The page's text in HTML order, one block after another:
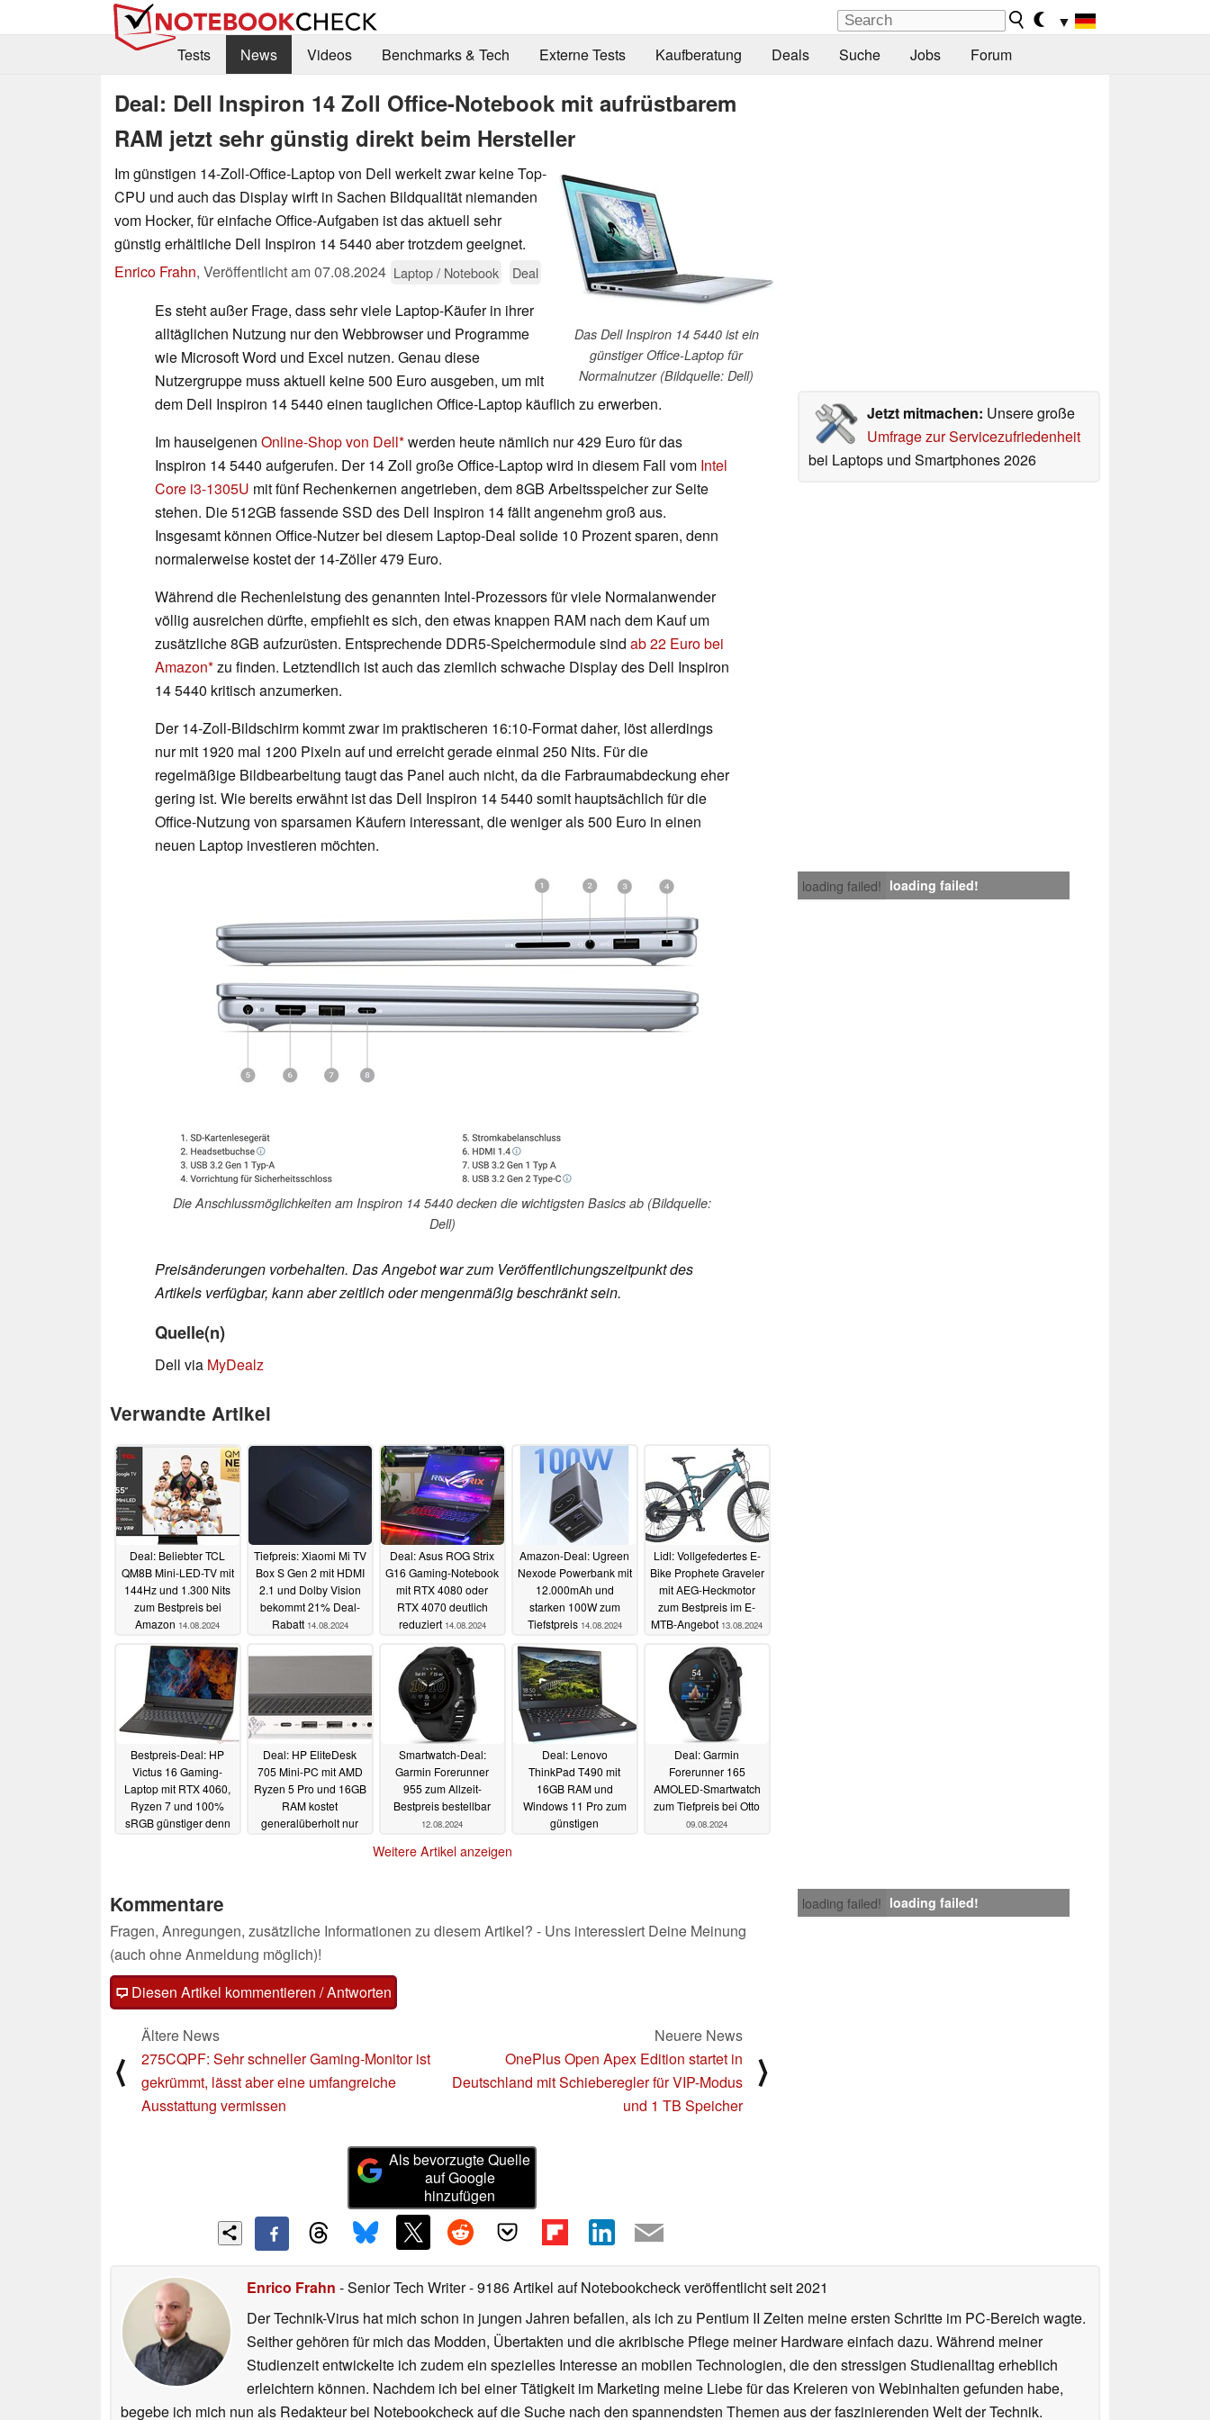
▼
Tests
News Videos Benchmarks & Tech Externe Tests Kaufberatung Deals Suche Jobs Forum
Deal: Dell Inspiron 14 Zoll Office-Notebook mit aufrüstbarem
RAM jetzt sehr günstig direkt beim Hersteller
Das Dell Inspiron 14 5440 ist ein
günstiger Office-Laptop für
Normalnutzer (Bildquelle: Dell)
Im günstigen 14-Zoll-Office-Laptop von Dell werkelt zwar keine Top-
CPU und auch das Display wirft in Sachen Bildqualität niemanden
vom Hocker, für einfache Office-Aufgaben ist das aktuell sehr
günstig erhältliche Dell Inspiron 14 5440 aber trotzdem geeignet.
Enrico Frahn, Veröffentlicht am07.08.2024 Laptop / Notebook Deal
Jetzt mitmachen: Unsere große
Umfrage zur Servicezufriedenheit
bei Laptops und Smartphones 2026
Es steht außer Frage, dass sehr viele Laptop-Käufer in ihrer
alltäglichen Nutzung nur den Webbrowser und Programme
wie Microsoft Word und Excel nutzen. Genau diese
Nutzergruppe muss aktuell keine 500 Euro ausgeben, um mit
dem Dell Inspiron 14 5440 einen tauglichen Office-Laptop käuflich zu erwerben.
Im hauseigenen Online-Shop von Dell werden heute nämlich nur 429 Euro für das
Inspiron 14 5440 aufgerufen. Der 14 Zoll große Office-Laptop wird in diesem Fall vom Intel
Core i3-1305U mit fünf Rechenkernen angetrieben, dem 8GB Arbeitsspeicher zur Seite
stehen. Die 512GB fassende SSD des Dell Inspiron 14 fällt angenehm groß aus.
Insgesamt können Office-Nutzer bei diesem Laptop-Deal solide 10 Prozent sparen, denn
normalerweise kostet der 14-Zöller 479 Euro.
Während die Rechenleistung des genannten Intel-Prozessors für viele Normalanwender
völlig ausreichen dürfte, empfiehlt es sich, den etwas knappen RAM nach dem Kauf um
zusätzliche 8GB aufzurüsten. Entsprechende DDR5-Speichermodule sind ab 22 Euro bei
Amazon zu finden. Letztendlich ist auch das ziemlich schwache Display des Dell Inspiron
14 5440 kritisch anzumerken.
Der 14-Zoll-Bildschirm kommt zwar im praktischeren 16:10-Format daher, löst allerdings
nur mit 1920 mal 1200 Pixeln auf und erreicht gerade einmal 250 Nits. Für die
regelmäßige Bildbearbeitung taugt das Panel auch nicht, da die Farbraumabdeckung eher
gering ist. Wie bereits erwähnt ist das Dell Inspiron 14 5440 somit hauptsächlich für die
Office-Nutzung von sparsamen Käufern interessant, die weniger als 500 Euro in einen
neuen Laptop investieren möchten.
loading failed! loading failed!
Die Anschlussmöglichkeiten am Inspiron 14 5440 decken die wichtigsten Basics ab (Bildquelle:
Dell)
Preisänderungen vorbehalten. Das Angebot war zum Veröffentlichungszeitpunkt des
Artikels verfügbar, kann aber zeitlich oder mengenmäßig beschränkt sein.
Quelle(n)
Dell via MyDealz
Verwandte Artikel
Deal: Beliebter TCL
QM8B Mini-LED-TV mit
144Hz und 1.300 Nits
zum Bestpreis bei
Amazon 14.08.2024
Tiefpreis: Xiaomi Mi TV
Box S Gen 2 mit HDMI
2.1 und Dolby Vision
bekommt 21% Deal-
Rabatt 14.08.2024
Deal: Asus ROG Strix
G16 Gaming-Notebook
mit RTX 4080 oder
RTX 4070 deutlich
reduziert 14.08.2024
Amazon-Deal: Ugreen
Nexode Powerbank mit
12.000mAh und
starken 100W zum
Tiefstpreis 14.08.2024
Lidl: Vollgefedertes E-
Bike Prophete Graveler
mit AEG-Heckmotor
zum Bestpreis im E-
MTB-Angebot 13.08.2024
Bestpreis-Deal: HP
Victus 16 Gaming-
Laptop mit RTX 4060,
Ryzen 7 und 100%
sRGB günstiger denn
Deal: HP EliteDesk
705 Mini-PC mit AMD
Ryzen 5 Pro und 16GB
RAM kostet
generalüberholt nur
Smartwatch-Deal:
Garmin Forerunner
955 zum Allzeit-
Bestpreis bestellbar
12.08.2024
Deal: Lenovo
ThinkPad T490 mit
16GB RAM und
Windows 11 Pro zum
günstigen
Deal: Garmin
Forerunner 165
AMOLED-Smartwatch
zum Tiefpreis bei Otto
09.08.2024
Weitere Artikel anzeigen
loading failed! loading failed!
Kommentare
Fragen, Anregungen, zusätzliche Informationen zu diesem Artikel? - Uns interessiert Deine Meinung
(auch ohne Anmeldung möglich)!
Diesen Artikel kommentieren / Antworten
⟨
Ältere News
275CQPF: Sehr schneller Gaming-Monitor ist
gekrümmt, lässt aber eine umfangreiche
Ausstattung vermissen
Neuere News
OnePlus Open Apex Edition startet in
Deutschland mit Schieberegler für VIP-Modus
und 1 TB Speicher
⟩
Als bevorzugte Quelle
auf Google
hinzufügen
Enrico Frahn - Senior Tech Writer- 9186 Artikel auf Notebookcheck veröffentlichtseit 2021
Der Technik-Virus hat mich schon in jungen Jahren befallen, als ich zu Pentium II Zeiten meine ersten Schritte im PC-Bereich wagte.
Seither gehören für mich das Modden, Übertakten und die akribische Pflege meiner Hardware einfach dazu. Während meiner
Studienzeit entwickelte ich zudem ein spezielles Interesse an mobilen Technologien, die den stressigen Studienalltag erheblich
erleichtern können. Nachdem ich bei einer Tätigkeit im Marketing meine Liebe für das Kreieren von Webinhalten gefunden habe,
begebe ich mich nun als Redakteur bei Notebookcheck auf die Suche nach den spannendsten Themen aus der faszinierenden Welt der Technik.